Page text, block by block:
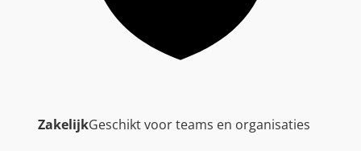
ZakelijkGeschikt voor teams en organisaties